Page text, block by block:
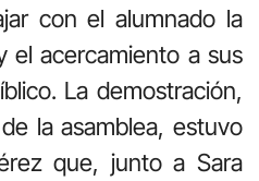
con el alumnado la
el acercamiento a sus
La demostración,
la asamblea, estuvo
que, junto a Sara